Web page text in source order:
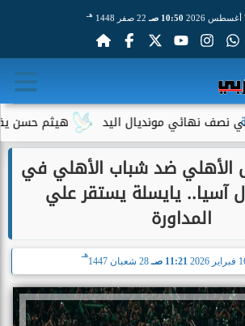
10:50 صـ 22 صفر 1448 هـ
هيثم حسن يقترب من مونديال اليد
الأهلي ضد شباب الأهلي في
آسيا.. يايسلة يستقر علي
المداورة
11:21 صـ 28 شعبان 1447
هـ